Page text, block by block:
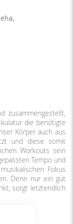
zusammengestellt,
die benötigte
Körper auch aus
und diese somit
Workouts sein
Tempo und
Fokus
Denn nur ein gut
sorgt letztendlich